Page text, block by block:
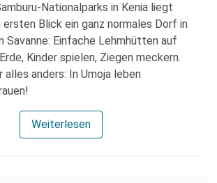
Nationalparks in Kenia liegt
Blick ein ganz normales Dorf in
Savanne: Einfache Lehmhütten auf
Kinder spielen, Ziegen meckern.
alles anders: In Umoja leben
Weiterlesen